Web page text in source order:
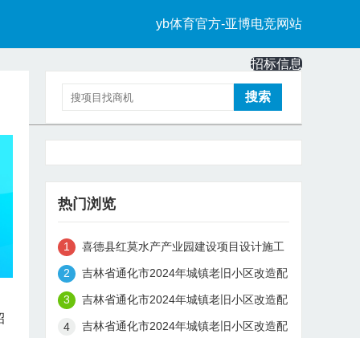
yb体育官方-亚博电竞网站
招标信息
中标信息
热门浏览
喜德县红莫水产产业园建设项目设计施工
总承包（喜德县红莫水产产业园建设项目
吉林省通化市2024年城镇老旧小区改造配
套基础设施建设项目（工程总承包）
吉林省通化市2024年城镇老旧小区改造配
套基础设施建设项目（监理）第一标段
吉林省通化市2024年城镇老旧小区改造配